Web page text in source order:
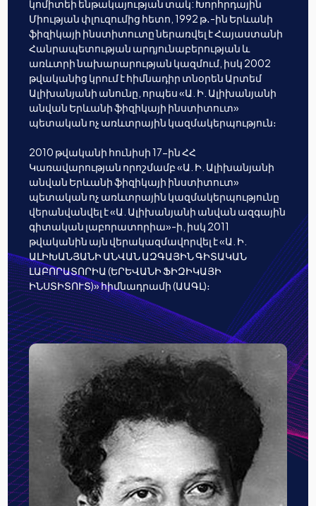
կոմիտեի ենթակայության տակ: Խորհրդային
Միության փլուզումից հետո, 1992 թ․-ին Երևանի
ֆիզիկայի ինստիտուտը ներառվել է Հայաստանի
Հանրապետության արդյունաբերության և
առևտրի նախարարության կազմում, իսկ 2002
թվականից կրում է հիմնադիր տնօրեն Արտեմ
Ալիխանյանի անունը, որպես «Ա. Ի. Ալիխանյանի
անվան Երևանի ֆիզիկայի ինստիտուտ»
պետական ոչ առևտրային կազմակերպություն։
2010 թվականի հունիսի 17-ին ՀՀ
Կառավարության որոշմամբ «Ա. Ի. Ալիխանյանի
անվան Երևանի ֆիզիկայի ինստիտուտ»
պետական ոչ առևտրային կազմակերպությունը
վերանվանվել է «Ա. Ալիխանյանի անվան ազգային
գիտական լաբորատորիա»-ի, իսկ 2011
թվականին այն վերակազմավորվել է «Ա. Ի.
ԱԼԻԽԱՆՅԱՆԻ ԱՆՎԱՆ ԱԶԳԱՅԻՆ ԳԻՏԱԿԱՆ
ԼԱԲՈՐԱՏՈՐԻԱ (ԵՐԵՎԱՆԻ ՖԻԶԻԿԱՅԻ
ԻՆՍՏԻՏՈՒՏ)» հիմնադրամի (ԱԱԳԼ)։